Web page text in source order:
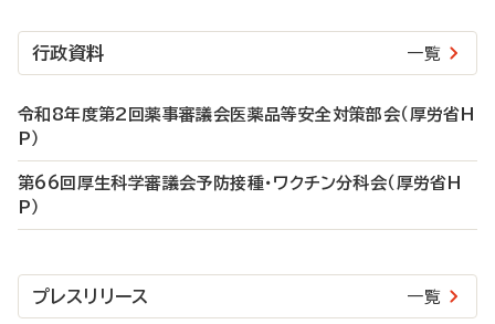
行政資料 一覧
令和8年度第2回薬事審議会医薬品等安全対策部会（厚労省H
P）
第66回厚生科学審議会予防接種・ワクチン分科会（厚労省H
P）
プレスリリース 一覧